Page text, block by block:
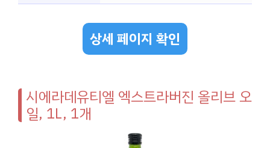
상세 페이지 확인
시에라데유티엘 엑스트라버진 올리브 오
일, 1L, 1개